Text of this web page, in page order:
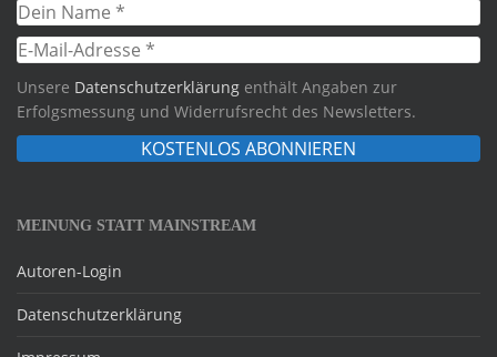
Unsere Datenschutzerklärung enthält Angaben zur
Erfolgsmessung und Widerrufsrecht des Newsletters.
MEINUNG STATT MAINSTREAM
Autoren-Login
Datenschutzerklärung